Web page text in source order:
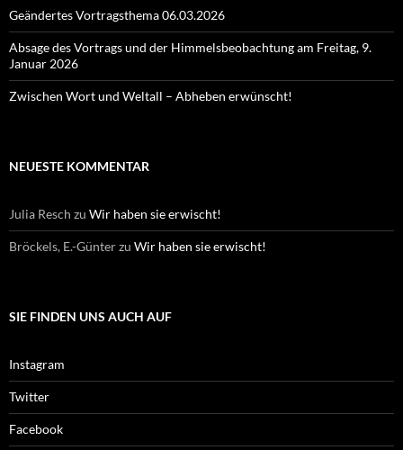
Geändertes Vortragsthema 06.03.2026
Absage des Vortrags und der Himmelsbeobachtung am Freitag, 9.
Januar 2026
Zwischen Wort und Weltall – Abheben erwünscht!
NEUESTE KOMMENTAR
Julia Resch zu Wir haben sie erwischt!
Bröckels, E.-Günterzu Wir haben sie erwischt!
SIE FINDEN UNS AUCH AUF
Instagram
Twitter
Facebook